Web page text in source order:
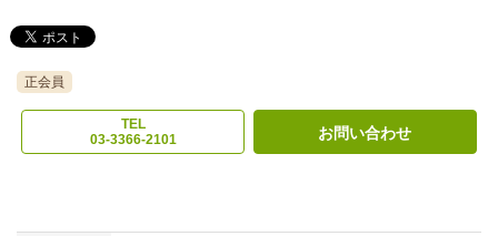
正会員
TEL
03-3366-2101
お問い合わせ